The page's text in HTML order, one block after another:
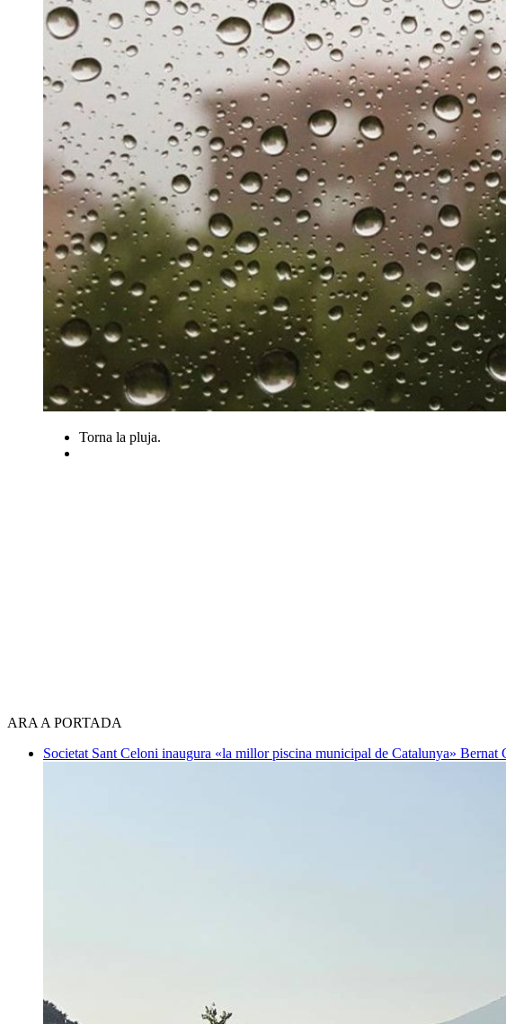
Torna la pluja.
ARA A PORTADA
Societat Sant Celoni inaugura «la millor piscina municipal de Catalunya» Bernat